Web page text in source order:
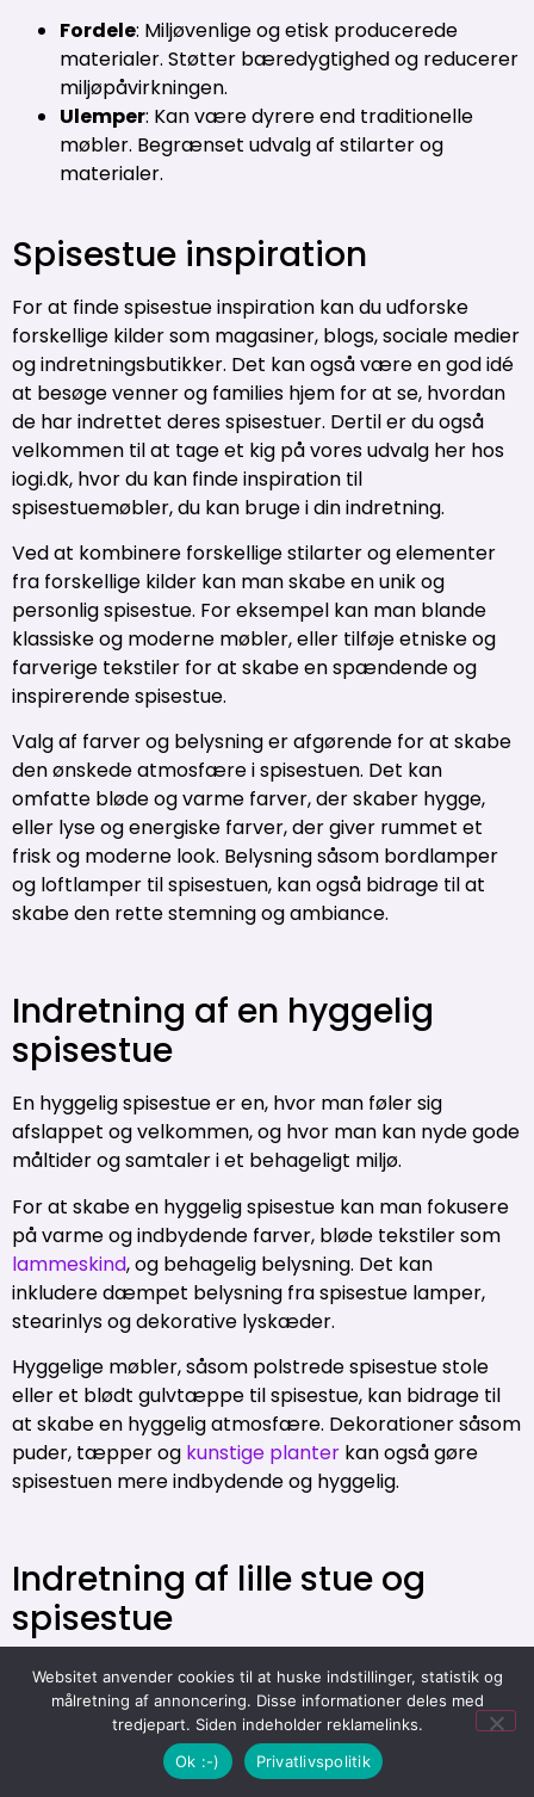
Fordele: Miljøvenlige og etisk producerede
materialer. Støtter bæredygtighed og reducerer
miljøpåvirkningen.
Ulemper: Kan være dyrere end traditionelle
møbler. Begrænset udvalg af stilarter og
materialer.
Spisestue inspiration
For at finde spisestue inspiration kan du udforske
forskellige kilder som magasiner, blogs, sociale medier
og indretningsbutikker. Det kan også være en god idé
at besøge venner og families hjem for at se, hvordan
de har indrettet deres spisestuer. Dertil er du også
velkommen til at tage et kig på vores udvalg her hos
iogi.dk, hvor du kan finde inspiration til
spisestuemøbler, du kan bruge i din indretning.
Ved at kombinere forskellige stilarter og elementer
fra forskellige kilder kan man skabe en unik og
personlig spisestue. For eksempel kan man blande
klassiske og moderne møbler, eller tilføje etniske og
farverige tekstiler for at skabe en spændende og
inspirerende spisestue.
Valg af farver og belysning er afgørende for at skabe
den ønskede atmosfære i spisestuen. Det kan
omfatte bløde og varme farver, der skaber hygge,
eller lyse og energiske farver, der giver rummet et
frisk og moderne look. Belysning såsom bordlamper
og loftlamper til spisestuen, kan også bidrage til at
skabe den rette stemning og ambiance.
Indretning af en hyggelig
spisestue
En hyggelig spisestue er en, hvor man føler sig
afslappet og velkommen, og hvor man kan nyde gode
måltider og samtaler i et behageligt miljø.
For at skabe en hyggelig spisestue kan man fokusere
på varme og indbydende farver, bløde tekstiler som
lammeskind, og behagelig belysning. Det kan
inkludere dæmpet belysning fra spisestue lamper,
stearinlys og dekorative lyskæder.
Hyggelige møbler, såsom polstrede spisestue stole
eller et blødt gulvtæppe til spisestue, kan bidrage til
at skabe en hyggelig atmosfære. Dekorationer såsom
puder, tæpper og kunstige planter kan også gøre
spisestuen mere indbydende og hyggelig.
Indretning af lille stue og
spisestue
At indrette små rum, såsom en lille stue og spisestue,
kan være en udfordring, da det kræver kreativitet og
planlægning for at maksimere plads og skabe en
behagelig atmosfære.
Websitet anvender cookies til at huske indstillinger, statistik og
målretning af annoncering. Disse informationer deles med
tredjepart. Siden indeholder reklamelinks.
Ok :-)
Privatlivspolitik